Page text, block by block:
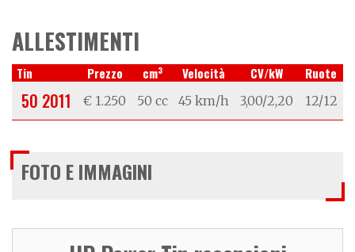
ALLESTIMENTI
Tin Prezzo cm3 Velocità CV/kW Ruote
50 2011 € 1.250 50 cc 45 km/h 3,00/2,20 12/12
FOTO E IMMAGINI